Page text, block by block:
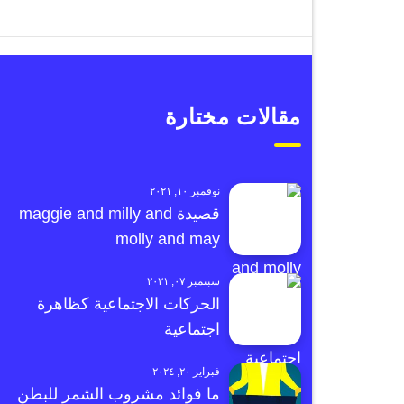
مقالات مختارة
نوفمبر ١٠, ٢٠٢١
قصيدة maggie and milly and
molly and may
سبتمبر ٠٧, ٢٠٢١
الحركات الاجتماعية كظاهرة
اجتماعية
فبراير ٢٠, ٢٠٢٤
ما فوائد مشروب الشمر للبطن